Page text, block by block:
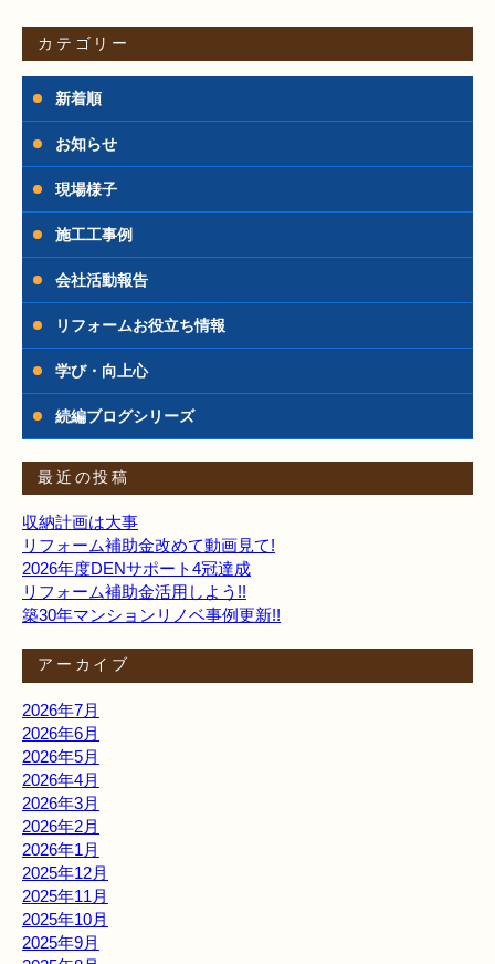
カテゴリー
新着順
お知らせ
現場様子
施工工事例
会社活動報告
リフォームお役立ち情報
学び・向上心
続編ブログシリーズ
最近の投稿
収納計画は大事
リフォーム補助金改めて動画見て!
2026年度DENサポート4冠達成
リフォーム補助金活用しよう!!
築30年マンションリノベ事例更新!!
アーカイブ
2026年7月
2026年6月
2026年5月
2026年4月
2026年3月
2026年2月
2026年1月
2025年12月
2025年11月
2025年10月
2025年9月